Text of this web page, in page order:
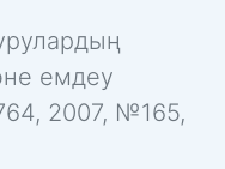
емдеу
2007, №165,